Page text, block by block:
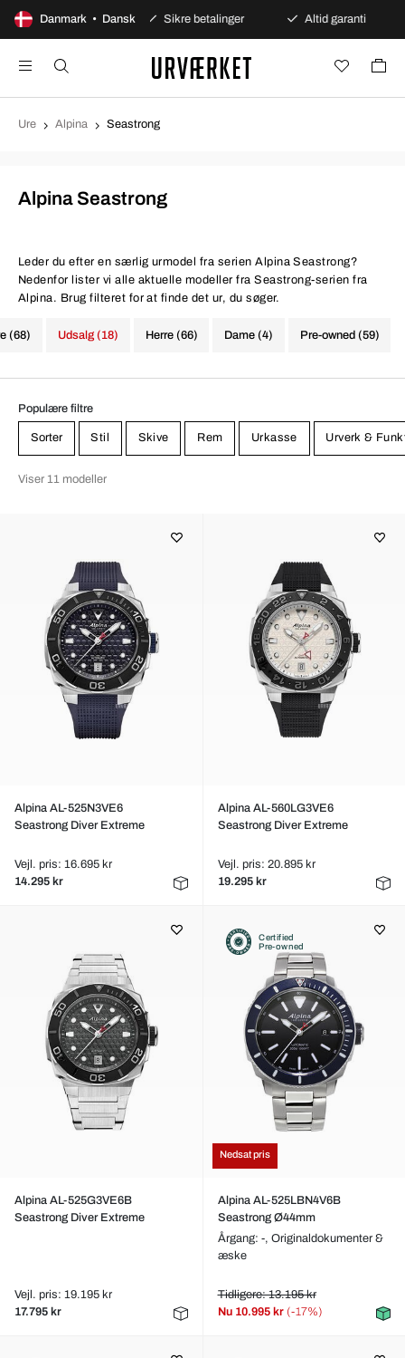
Danmark • Dansk
åbent køb Sikre betalinger Altid garanti
Ure Alpina Seastrong
Alpina Seastrong
Leder du efter en særlig urmodel fra serien Alpina Seastrong?
Nedenfor lister vi alle aktuelle modeller fra Seastrong-serien fra
Alpina. Brug filteret for at finde det ur, du søger.
(68) Herre (66) Dame (4) Pre-owned (59)
Udsalg (18)
Populære filtre
Sorter Stil Skive Rem Urkasse Urverk &
Viser 11 modeller
Alpina AL-525N3VE6
Seastrong Diver Extreme
Vejl. pris: 16.695 kr
14.295 kr
Alpina AL-560LG3VE6
Seastrong Diver Extreme
Vejl. pris: 20.895 kr
19.295 kr
Alpina AL-525G3VE6B
Seastrong Diver Extreme
Vejl. pris: 19.195 kr
17.795 kr
Certified
Pre-owned
Nedsat pris
Alpina AL-525LBN4V6B
Seastrong Ø44mm
Årgang: -, Originaldokumenter &
æske
Tidligere: 13.195 kr
Nu 10.995 kr (-17%)